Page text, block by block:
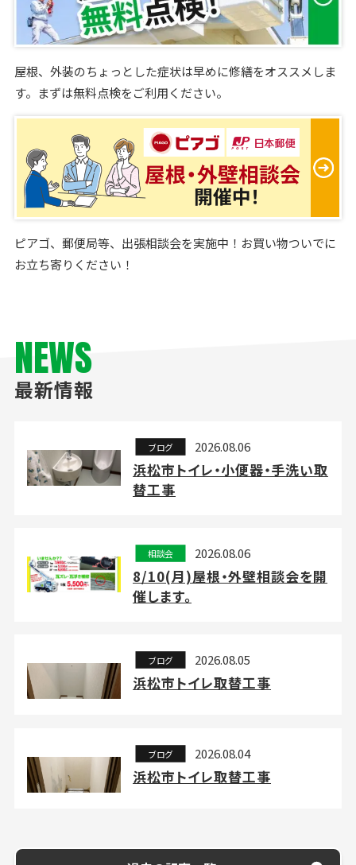
屋根、外装のちょっとした症状は早めに修繕をオススメしま
す。まずは無料点検をご利用ください。
ピアゴ、郵便局等、出張相談会を実施中！お買い物ついでに
お立ち寄りください！
NEWS
最新情報
ブログ 2026.08.06
浜松市トイレ・小便器・手洗い取
替工事
相談会 2026.08.06
8/10(月)屋根・外壁相談会を開
催します。
ブログ 2026.08.05
浜松市トイレ取替工事
ブログ 2026.08.04
浜松市トイレ取替工事